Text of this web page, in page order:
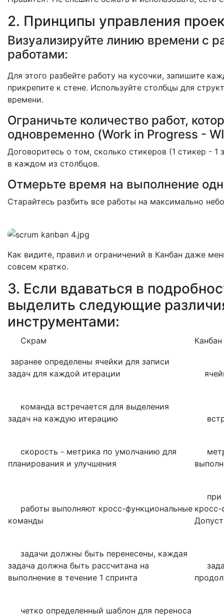
2. Принципы управления
Визуализируйте линию времени с
работами:
Для этого разбейте работу на кусочки, запишите
прикрепите к стене. Используйте столбцы для
времени.
Ограничьте количество работ,
одновременно (Work in Progress -
Договоритесь о том, сколько стикеров (1 стикер -
в каждом из столбцов.
Отмерьте время на выполнение
Старайтесь разбить все работы на максимально
Как видите, правил и ограничений в Канбан даже
совсем кратко.
3. Если вдаваться в
выделить следующие
инструментами:
Скрам Канбан
заранее определены ячейки для записи
задач для каждой итерации
команда встречается для выделения
задач на каждую итерацию
скорость - метрика по умолчанию для
планирования и улучшения
работы выполняют кросс-функциональные
команды
при
задачи должны быть перенесены, каждая
задача должна быть рассчитана на
выполнение в течение 1 спринта
четко определенный шаблон для переноса